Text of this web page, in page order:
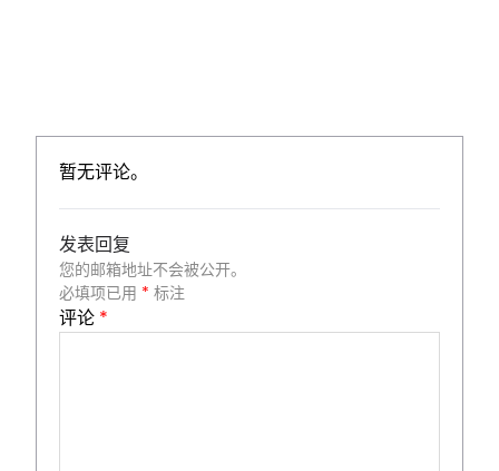
暂无评论。
发表回复
您的邮箱地址不会被公开。
必填项已用 * 标注
评论 *